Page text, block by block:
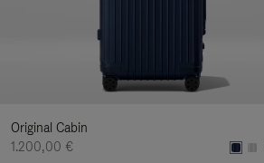
Original Cabin
1.200,00 €